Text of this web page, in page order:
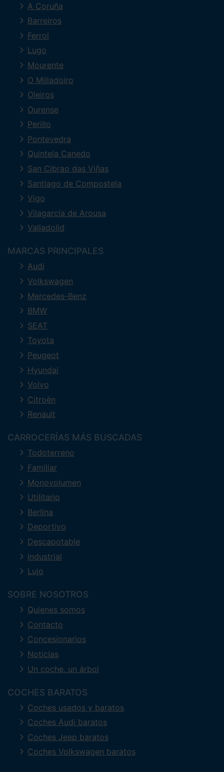
A Coruña
Barreiros
Ferrol
Lugo
Mourente
O Milladoiro
Oleiros
Ourense
Perillo
Pontevedra
Quintela Canedo
San Cibrao das Viñas
Santiago de Compostela
Vigo
Vilagarcía de Arousa
Valladolid
MARCAS PRINCIPALES
Audi
Volkswagen
Mercedes-Benz
BMW
SEAT
Toyota
Peugeot
Hyundai
Volvo
Citroën
Renault
CARROCERÍAS MÁS BUSCADAS
Todoterreno
Familiar
Monovolumen
Utilitario
Berlina
Deportivo
Descapotable
Industrial
Lujo
SOBRE NOSOTROS
Quienes somos
Contacto
Concesionarios
Noticias
Un coche, un árbol
COCHES BARATOS
Coches usados y baratos
Coches Audi baratos
Coches Jeep baratos
Coches Volkswagen baratos